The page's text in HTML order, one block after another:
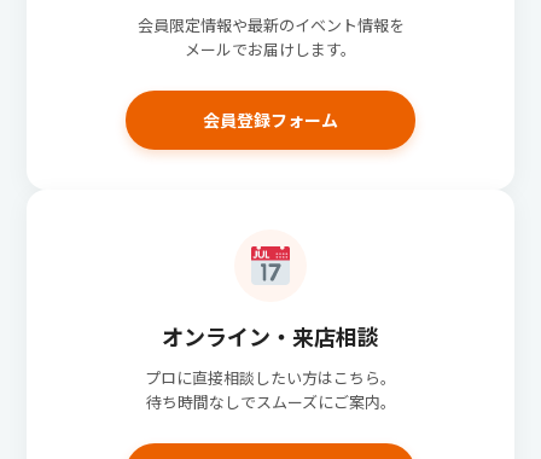
会員限定情報や最新のイベント情報を
メールでお届けします。
会員登録フォーム
オンライン・来店相談
プロに直接相談したい方はこちら。
待ち時間なしでスムーズにご案内。